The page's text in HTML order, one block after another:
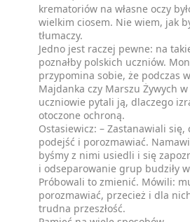
krematoriów na własne oczy
wielkim ciosem. Nie wiem, jak
tłumaczy.
Jedno jest raczej pewne: na
poznałby polskich uczniów.
przypomina sobie, że podczas
Majdanka czy Marszu Żywych
uczniowie pytali ją, dlaczego
otoczone ochroną.
Ostasiewicz: – Zastanawiali
podejść i porozmawiać.
byśmy z nimi usiedli i się
i odseparowanie grup budziły
Próbowali to zmienić. Mówili:
porozmawiać, przecież i dla
trudna przeszłość.